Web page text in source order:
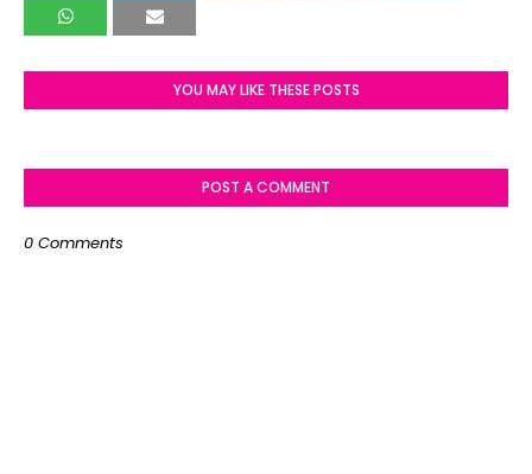
YOU MAY LIKE THESE POSTS
POST A COMMENT
0 Comments